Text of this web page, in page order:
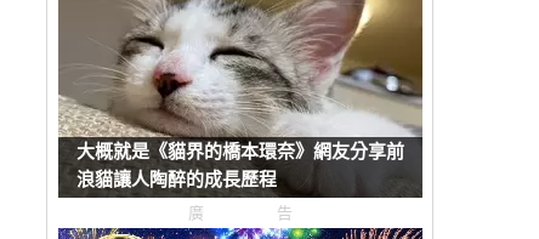
大概就是《貓界的橋本環奈》網友分享前
浪貓讓人陶醉的成長歷程
廣告